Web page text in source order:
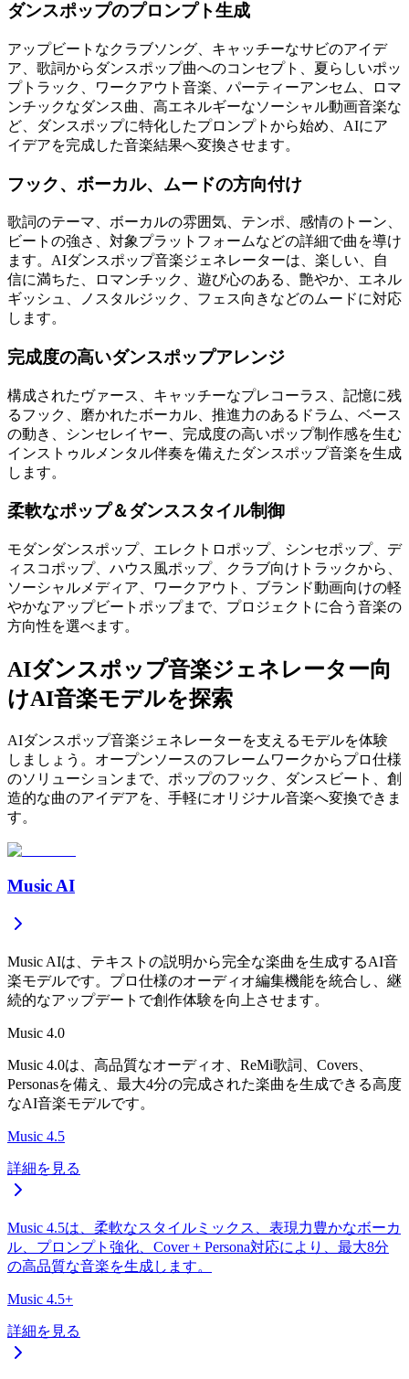
ダンスポップのプロンプト生成
アップビートなクラブソング、キャッチーなサビのアイデ
ア、歌詞からダンスポップ曲へのコンセプト、夏らしいポッ
プトラック、ワークアウト音楽、パーティーアンセム、ロマ
ンチックなダンス曲、高エネルギーなソーシャル動画音楽な
ど、ダンスポップに特化したプロンプトから始め、AIにア
イデアを完成した音楽結果へ変換させます。
フック、ボーカル、ムードの方向付け
歌詞のテーマ、ボーカルの雰囲気、テンポ、感情のトーン、
ビートの強さ、対象プラットフォームなどの詳細で曲を導け
ます。AIダンスポップ音楽ジェネレーターは、楽しい、自
信に満ちた、ロマンチック、遊び心のある、艶やか、エネル
ギッシュ、ノスタルジック、フェス向きなどのムードに対応
します。
完成度の高いダンスポップアレンジ
構成されたヴァース、キャッチーなプレコーラス、記憶に残
るフック、磨かれたボーカル、推進力のあるドラム、ベース
の動き、シンセレイヤー、完成度の高いポップ制作感を生む
インストゥルメンタル伴奏を備えたダンスポップ音楽を生成
します。
柔軟なポップ＆ダンススタイル制御
モダンダンスポップ、エレクトロポップ、シンセポップ、デ
ィスコポップ、ハウス風ポップ、クラブ向けトラックから、
ソーシャルメディア、ワークアウト、ブランド動画向けの軽
やかなアップビートポップまで、プロジェクトに合う音楽の
方向性を選べます。
AIダンスポップ音楽ジェネレーター向
けAI音楽モデルを探索
AIダンスポップ音楽ジェネレーターを支えるモデルを体験
しましょう。オープンソースのフレームワークからプロ仕様
のソリューションまで、ポップのフック、ダンスビート、創
造的な曲のアイデアを、手軽にオリジナル音楽へ変換できま
す。
Music AI
Music AIは、テキストの説明から完全な楽曲を生成するAI音
楽モデルです。プロ仕様のオーディオ編集機能を統合し、継
続的なアップデートで創作体験を向上させます。
Music 4.0
Music 4.0は、高品質なオーディオ、ReMi歌詞、Covers、
Personasを備え、最大4分の完成された楽曲を生成できる高度
なAI音楽モデルです。
Music 4.5
詳細を見る
Music 4.5は、柔軟なスタイルミックス、表現力豊かなボーカ
ル、プロンプト強化、Cover + Persona対応により、最大8分
の高品質な音楽を生成します。
Music 4.5+
詳細を見る